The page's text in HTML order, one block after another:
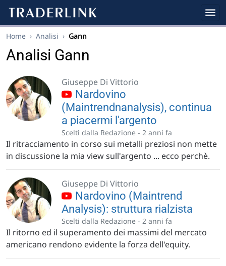
Home › Analisi › Gann
Analisi Gann
Giuseppe Di Vittorio
Nardovino
(Maintrendnanalysis), continua
a piacermi l'argento
Scelti dalla Redazione - 2 anni fa
Il ritracciamento in corso sui metalli preziosi non mette
in discussione la mia view sull'argento ... ecco perchè.
Giuseppe Di Vittorio
Nardovino (Maintrend
Analysis): struttura rialzista
Scelti dalla Redazione - 2 anni fa
Il ritorno ed il superamento dei massimi del mercato
americano rendono evidente la forza dell'equity.